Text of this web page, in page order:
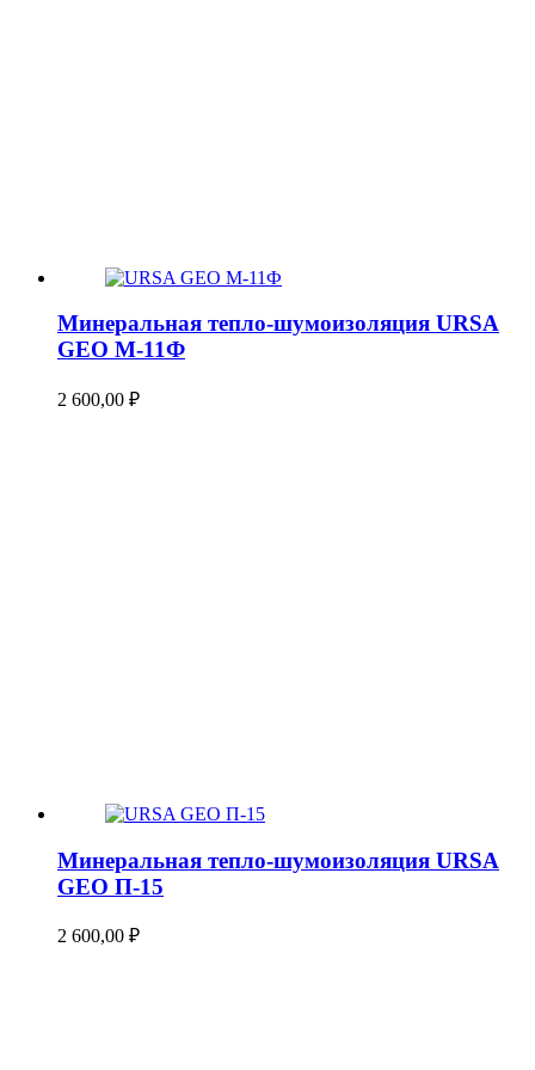
Минеральная тепло-шумоизоляция URSA
GEO М-11Ф
2 600,00 ₽
Минеральная тепло-шумоизоляция URSA
GEO П-15
2 600,00 ₽